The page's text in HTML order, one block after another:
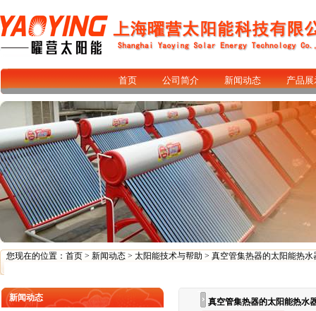
首页 公司简介 新闻动态 产品展
您现在的位置： 首页 > 新闻动态 > 太阳能技术与帮助 > 真空管集热器的太阳能热
新闻动态 真空管集热器的太阳能热水